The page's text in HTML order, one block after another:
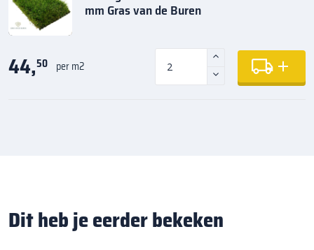
mm Gras van de Buren
44,50 per m2
Dit heb je eerder bekeken